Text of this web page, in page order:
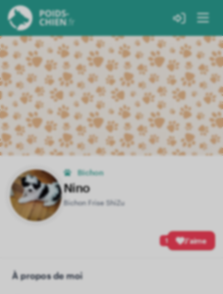
Bichon
Nino
Bichon Frise ShiZu
1 J'aime
À propos de moi